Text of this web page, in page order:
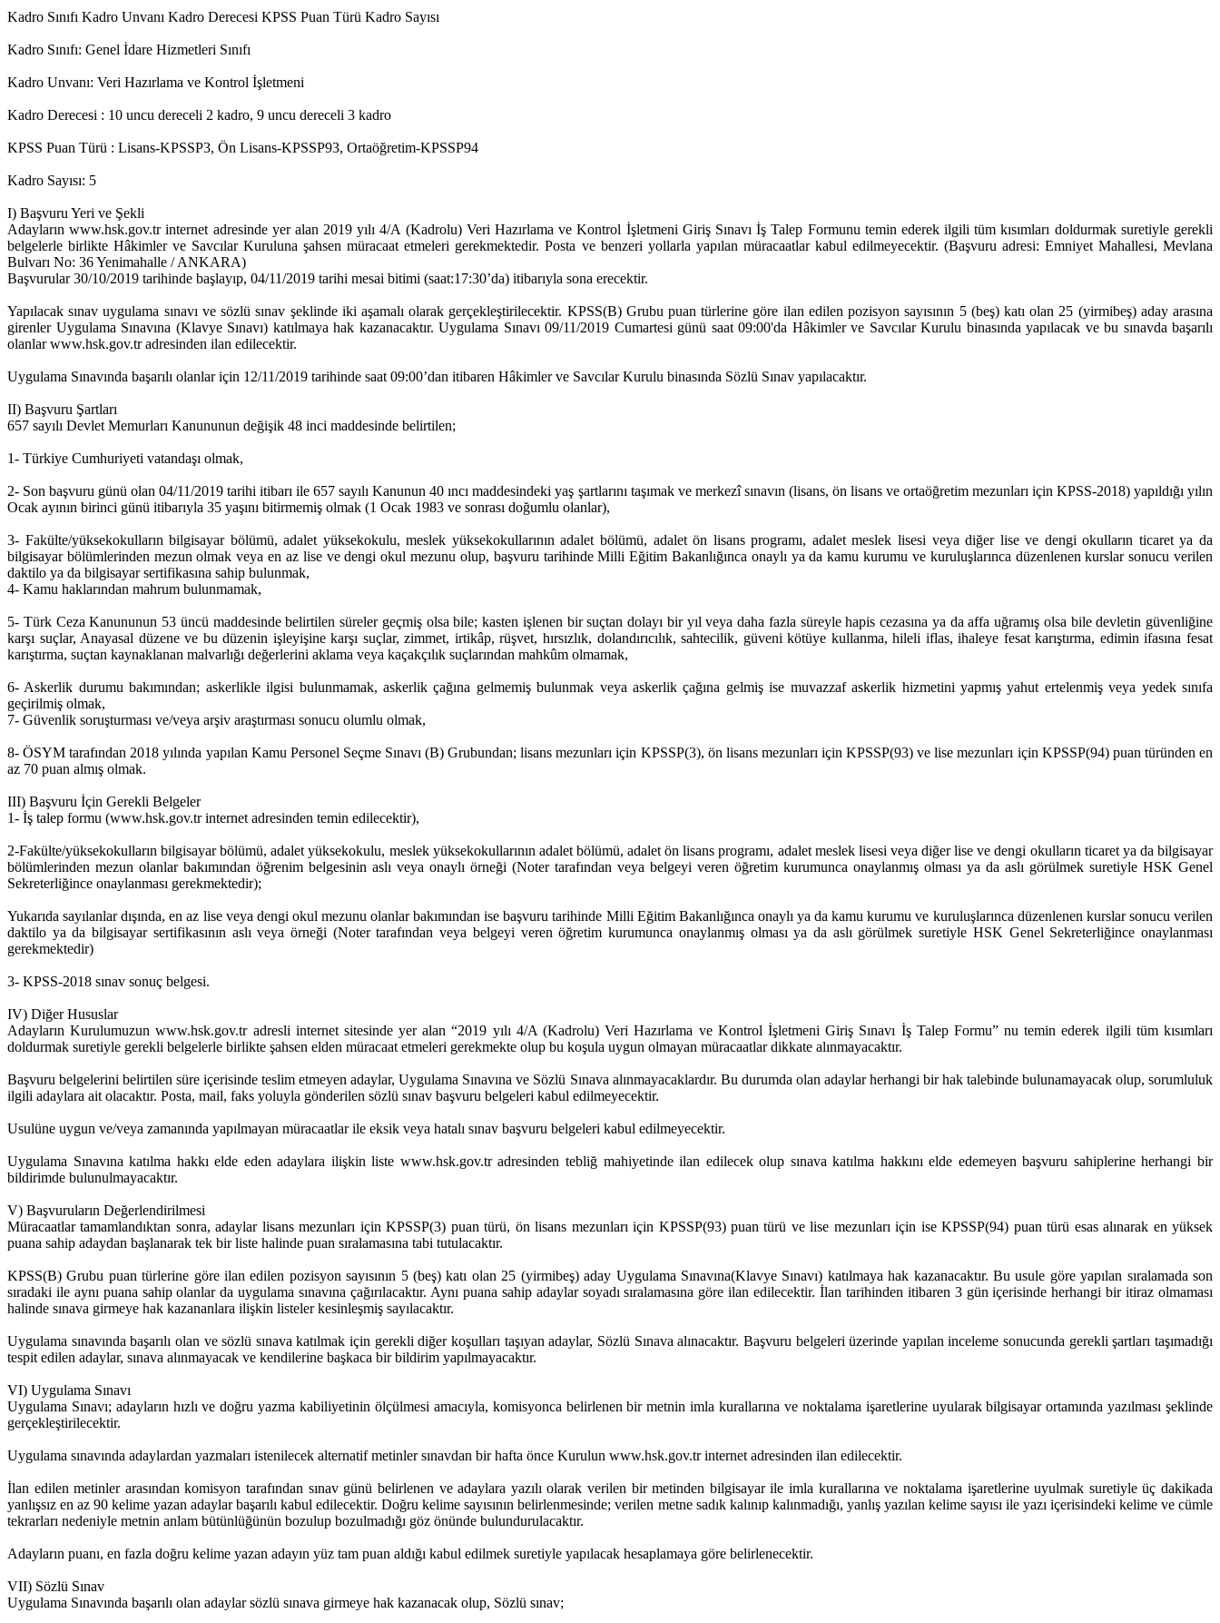
Kadro Sınıfı Kadro Unvanı Kadro Derecesi KPSS Puan Türü Kadro Sayısı
Kadro Sınıfı: Genel İdare Hizmetleri Sınıfı
Kadro Unvanı: Veri Hazırlama ve Kontrol İşletmeni
Kadro Derecesi : 10 uncu dereceli 2 kadro, 9 uncu dereceli 3 kadro
KPSS Puan Türü : Lisans-KPSSP3, Ön Lisans-KPSSP93, Ortaöğretim-KPSSP94
Kadro Sayısı: 5
I) Başvuru Yeri ve Şekli
Adayların www.hsk.gov.tr internet adresinde yer alan 2019 yılı 4/A (Kadrolu) Veri Hazırlama ve Kontrol İşletmeni Giriş Sınavı İş Talep Formunu temin ederek ilgili tüm kısımları doldurmak suretiyle gerekli
belgelerle birlikte Hâkimler ve Savcılar Kuruluna şahsen müracaat etmeleri gerekmektedir. Posta ve benzeri yollarla yapılan müracaatlar kabul edilmeyecektir. (Başvuru adresi: Emniyet Mahallesi, Mevlana
Bulvarı No: 36 Yenimahalle / ANKARA)
Başvurular 30/10/2019 tarihinde başlayıp, 04/11/2019 tarihi mesai bitimi (saat:17:30’da) itibarıyla sona erecektir.
Yapılacak sınav uygulama sınavı ve sözlü sınav şeklinde iki aşamalı olarak gerçekleştirilecektir. KPSS(B) Grubu puan türlerine göre ilan edilen pozisyon sayısının 5 (beş) katı olan 25 (yirmibeş) aday arasına
girenler Uygulama Sınavına (Klavye Sınavı) katılmaya hak kazanacaktır. Uygulama Sınavı 09/11/2019 Cumartesi günü saat 09:00'da Hâkimler ve Savcılar Kurulu binasında yapılacak ve bu sınavda başarılı
olanlar www.hsk.gov.tr adresinden ilan edilecektir.
Uygulama Sınavında başarılı olanlar için 12/11/2019 tarihinde saat 09:00’dan itibaren Hâkimler ve Savcılar Kurulu binasında Sözlü Sınav yapılacaktır.
II) Başvuru Şartları
657 sayılı Devlet Memurları Kanununun değişik 48 inci maddesinde belirtilen;
1- Türkiye Cumhuriyeti vatandaşı olmak,
2- Son başvuru günü olan 04/11/2019 tarihi itibarı ile 657 sayılı Kanunun 40 ıncı maddesindeki yaş şartlarını taşımak ve merkezî sınavın (lisans, ön lisans ve ortaöğretim mezunları için KPSS-2018) yapıldığı yılın
Ocak ayının birinci günü itibarıyla 35 yaşını bitirmemiş olmak (1 Ocak 1983 ve sonrası doğumlu olanlar),
3- Fakülte/yüksekokulların bilgisayar bölümü, adalet yüksekokulu, meslek yüksekokullarının adalet bölümü, adalet ön lisans programı, adalet meslek lisesi veya diğer lise ve dengi okulların ticaret ya da
bilgisayar bölümlerinden mezun olmak veya en az lise ve dengi okul mezunu olup, başvuru tarihinde Milli Eğitim Bakanlığınca onaylı ya da kamu kurumu ve kuruluşlarınca düzenlenen kurslar sonucu verilen
daktilo ya da bilgisayar sertifikasına sahip bulunmak,
4- Kamu haklarından mahrum bulunmamak,
5- Türk Ceza Kanununun 53 üncü maddesinde belirtilen süreler geçmiş olsa bile; kasten işlenen bir suçtan dolayı bir yıl veya daha fazla süreyle hapis cezasına ya da affa uğramış olsa bile devletin güvenliğine
karşı suçlar, Anayasal düzene ve bu düzenin işleyişine karşı suçlar, zimmet, irtikâp, rüşvet, hırsızlık, dolandırıcılık, sahtecilik, güveni kötüye kullanma, hileli iflas, ihaleye fesat karıştırma, edimin ifasına fesat
karıştırma, suçtan kaynaklanan malvarlığı değerlerini aklama veya kaçakçılık suçlarından mahkûm olmamak,
6- Askerlik durumu bakımından; askerlikle ilgisi bulunmamak, askerlik çağına gelmemiş bulunmak veya askerlik çağına gelmiş ise muvazzaf askerlik hizmetini yapmış yahut ertelenmiş veya yedek sınıfa
geçirilmiş olmak,
7- Güvenlik soruşturması ve/veya arşiv araştırması sonucu olumlu olmak,
8- ÖSYM tarafından 2018 yılında yapılan Kamu Personel Seçme Sınavı (B) Grubundan; lisans mezunları için KPSSP(3), ön lisans mezunları için KPSSP(93) ve lise mezunları için KPSSP(94) puan türünden en
az 70 puan almış olmak.
III) Başvuru İçin Gerekli Belgeler
1- İş talep formu (www.hsk.gov.tr internet adresinden temin edilecektir),
2-Fakülte/yüksekokulların bilgisayar bölümü, adalet yüksekokulu, meslek yüksekokullarının adalet bölümü, adalet ön lisans programı, adalet meslek lisesi veya diğer lise ve dengi okulların ticaret ya da bilgisayar
bölümlerinden mezun olanlar bakımından öğrenim belgesinin aslı veya onaylı örneği (Noter tarafından veya belgeyi veren öğretim kurumunca onaylanmış olması ya da aslı görülmek suretiyle HSK Genel
Sekreterliğince onaylanması gerekmektedir);
Yukarıda sayılanlar dışında, en az lise veya dengi okul mezunu olanlar bakımından ise başvuru tarihinde Milli Eğitim Bakanlığınca onaylı ya da kamu kurumu ve kuruluşlarınca düzenlenen kurslar sonucu verilen
daktilo ya da bilgisayar sertifikasının aslı veya örneği (Noter tarafından veya belgeyi veren öğretim kurumunca onaylanmış olması ya da aslı görülmek suretiyle HSK Genel Sekreterliğince onaylanması
gerekmektedir)
3- KPSS-2018 sınav sonuç belgesi.
IV) Diğer Hususlar
Adayların Kurulumuzun www.hsk.gov.tr adresli internet sitesinde yer alan “2019 yılı 4/A (Kadrolu) Veri Hazırlama ve Kontrol İşletmeni Giriş Sınavı İş Talep Formu” nu temin ederek ilgili tüm kısımları
doldurmak suretiyle gerekli belgelerle birlikte şahsen elden müracaat etmeleri gerekmekte olup bu koşula uygun olmayan müracaatlar dikkate alınmayacaktır.
Başvuru belgelerini belirtilen süre içerisinde teslim etmeyen adaylar, Uygulama Sınavına ve Sözlü Sınava alınmayacaklardır. Bu durumda olan adaylar herhangi bir hak talebinde bulunamayacak olup, sorumluluk
ilgili adaylara ait olacaktır. Posta, mail, faks yoluyla gönderilen sözlü sınav başvuru belgeleri kabul edilmeyecektir.
Usulüne uygun ve/veya zamanında yapılmayan müracaatlar ile eksik veya hatalı sınav başvuru belgeleri kabul edilmeyecektir.
Uygulama Sınavına katılma hakkı elde eden adaylara ilişkin liste www.hsk.gov.tr adresinden tebliğ mahiyetinde ilan edilecek olup sınava katılma hakkını elde edemeyen başvuru sahiplerine herhangi bir
bildirimde bulunulmayacaktır.
V) Başvuruların Değerlendirilmesi
Müracaatlar tamamlandıktan sonra, adaylar lisans mezunları için KPSSP(3) puan türü, ön lisans mezunları için KPSSP(93) puan türü ve lise mezunları için ise KPSSP(94) puan türü esas alınarak en yüksek
puana sahip adaydan başlanarak tek bir liste halinde puan sıralamasına tabi tutulacaktır.
KPSS(B) Grubu puan türlerine göre ilan edilen pozisyon sayısının 5 (beş) katı olan 25 (yirmibeş) aday Uygulama Sınavına(Klavye Sınavı) katılmaya hak kazanacaktır. Bu usule göre yapılan sıralamada son
sıradaki ile aynı puana sahip olanlar da uygulama sınavına çağırılacaktır. Aynı puana sahip adaylar soyadı sıralamasına göre ilan edilecektir. İlan tarihinden itibaren 3 gün içerisinde herhangi bir itiraz olmaması
halinde sınava girmeye hak kazananlara ilişkin listeler kesinleşmiş sayılacaktır.
Uygulama sınavında başarılı olan ve sözlü sınava katılmak için gerekli diğer koşulları taşıyan adaylar, Sözlü Sınava alınacaktır. Başvuru belgeleri üzerinde yapılan inceleme sonucunda gerekli şartları taşımadığı
tespit edilen adaylar, sınava alınmayacak ve kendilerine başkaca bir bildirim yapılmayacaktır.
VI) Uygulama Sınavı
Uygulama Sınavı; adayların hızlı ve doğru yazma kabiliyetinin ölçülmesi amacıyla, komisyonca belirlenen bir metnin imla kurallarına ve noktalama işaretlerine uyularak bilgisayar ortamında yazılması şeklinde
gerçekleştirilecektir.
Uygulama sınavında adaylardan yazmaları istenilecek alternatif metinler sınavdan bir hafta önce Kurulun www.hsk.gov.tr internet adresinden ilan edilecektir.
İlan edilen metinler arasından komisyon tarafından sınav günü belirlenen ve adaylara yazılı olarak verilen bir metinden bilgisayar ile imla kurallarına ve noktalama işaretlerine uyulmak suretiyle üç dakikada
yanlışsız en az 90 kelime yazan adaylar başarılı kabul edilecektir. Doğru kelime sayısının belirlenmesinde; verilen metne sadık kalınıp kalınmadığı, yanlış yazılan kelime sayısı ile yazı içerisindeki kelime ve cümle
tekrarları nedeniyle metnin anlam bütünlüğünün bozulup bozulmadığı göz önünde bulundurulacaktır.
Adayların puanı, en fazla doğru kelime yazan adayın yüz tam puan aldığı kabul edilmek suretiyle yapılacak hesaplamaya göre belirlenecektir.
VII) Sözlü Sınav
Uygulama Sınavında başarılı olan adaylar sözlü sınava girmeye hak kazanacak olup, Sözlü sınav;